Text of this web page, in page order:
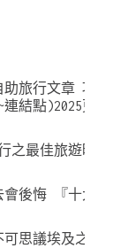
旅行文章 攻
結點)2025更
之最佳旅遊時
後悔 『十大
可思議埃及之